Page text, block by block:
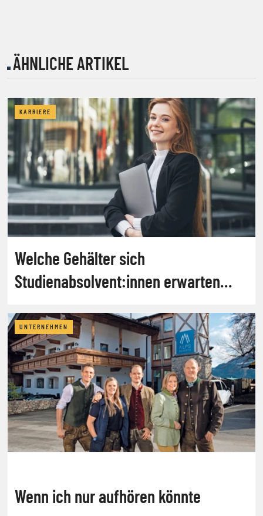
ÄHNLICHE ARTIKEL
KARRIERE
Welche Gehälter sich
Studienabsolvent:innen erwarten
UNTERNEHMEN
Wenn ich nur aufhören könnte